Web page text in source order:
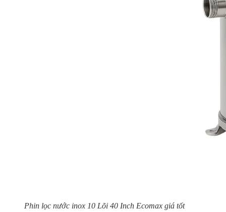
Phin lọc nước inox 10 Lõi 40 Inch Ecomax giá tốt